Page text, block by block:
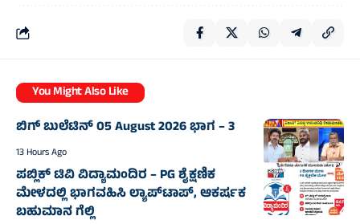
You Might Also Like
ಬಿಗ್‌ ಬುಲೆಟಿನ್‌ 05 August 2026 ಭಾಗ – 3
13 Hours Ago
ಪಬ್ಲಿಕ್‌ ಟಿವಿ ವಿದ್ಯಾಮಂದಿರ – PG ಶೈಕ್ಷಣಿಕ
ಮೇಳದಲ್ಲಿ ಭಾಗವಹಿಸಿ ಲ್ಯಾಪ್‌ಟಾಪ್‌, ಆಕರ್ಷಕ
ಬಹುಮಾನ ಗೆಲ್ಲಿ